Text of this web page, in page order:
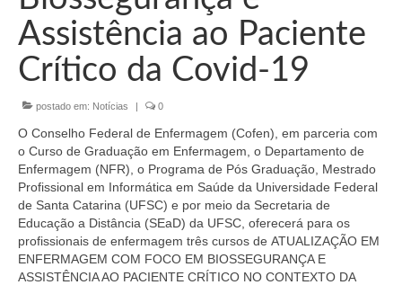
Conselheiros e Diretoria
Câmaras Técnicas
Carta de Serviços ao Cidadão
Governança
Transparência e Prestação de Contas
Eleições
Eleições Triênio 2027-2029
Assistência ao Paciente
Crítico da Covid-19
postado em: Notícias | 0
O Conselho Federal de Enfermagem (Cofen), em parceria com
o Curso de Graduação em Enfermagem, o Departamento de
Enfermagem (NFR), o Programa de Pós Graduação, Mestrado
Profissional em Informática em Saúde da Universidade Federal
de Santa Catarina (UFSC) e por meio da Secretaria de
Educação a Distância (SEaD) da UFSC, oferecerá para os
profissionais de enfermagem três cursos de ATUALIZAÇÃO EM
ENFERMAGEM COM FOCO EM BIOSSEGURANÇA E
ASSISTÊNCIA AO PACIENTE CRÍTICO NO CONTEXTO DA